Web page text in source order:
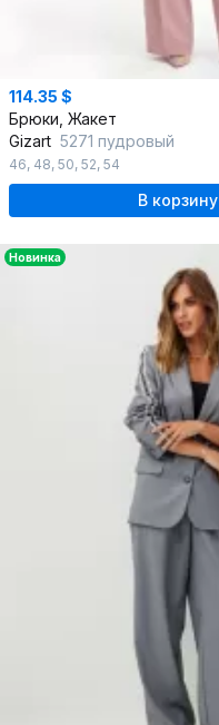
114.35 $
Брюки, Жакет
Gizart 5271 пудровый
46, 48, 50, 52, 54
В корзину
Новинка